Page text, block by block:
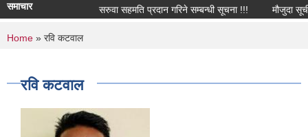
समाचार सरुवा सहमति प्रदान गरिने सम्बन्धी सूचना !!! मौजुदा
You are here
Home » रवि कटवाल
रवि कटवाल